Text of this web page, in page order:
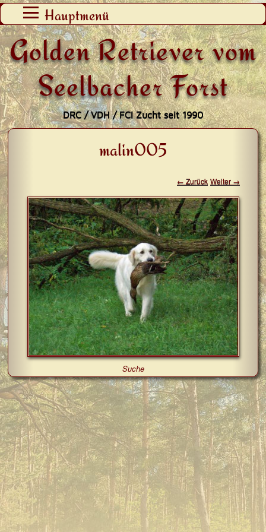
Golden Retriever vom
Seelbacher Forst
DRC / VDH / FCI Zucht seit 1990
Hauptmenü
Zum
Inhalt
springen
malin005
← Zurück Weiter →
Suche